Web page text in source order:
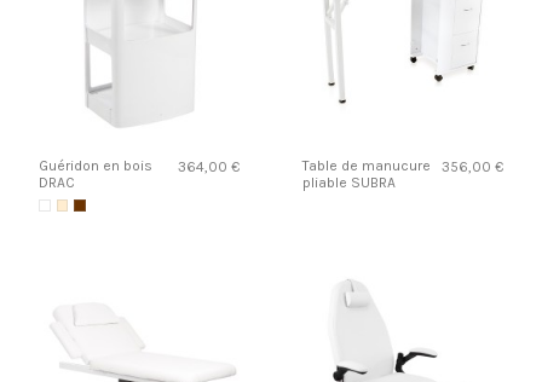
Guéridon en bois
DRAC
364,00 €
Table de manucure
pliable SUBRA
356,00 €